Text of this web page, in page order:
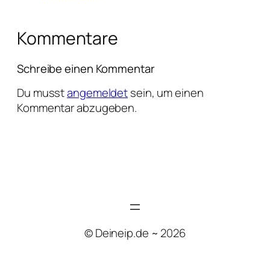
Kommentare
Schreibe einen Kommentar
Du musstangemeldetsein, um einen
Kommentar abzugeben.
© Deineip.de ~ 2026